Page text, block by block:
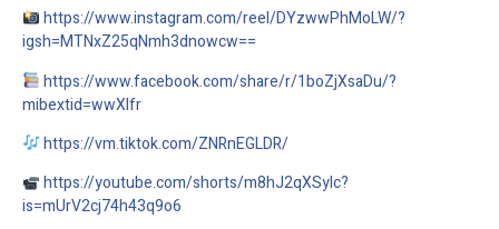
https://www.instagram.com/reel/DYzwwPhMoLW/?
igsh=MTNxZ25qNmh3dnowcw==
https://www.facebook.com/share/r/1boZjXsaDu/?
mibextid=wwXIfr
https://vm.tiktok.com/ZNRnEGLDR/
https://youtube.com/shorts/m8hJ2qXSyIc?
is=mUrV2cj74h43q9o6